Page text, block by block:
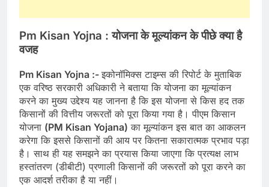
Pm Kisan Yojna :योजना के मूल्यांकन के पीछे क्या है
वजह
Pm Kisan Yojna :-इकोनॉमिक्स टाइम्स की रिपोर्ट के मुताबिक
एक वरिष्ठ सरकारी अधिकारी ने बताया कि योजना का मूल्यांकन
करने का मुख्य उद्देश्य यह जानना है कि इस योजना से किस हद तक
किसानों की वित्तीय जरूरतों को पूरा किया गया है। पीएम किसान
योजना (PM Kisan Yojana) का मूल्यांकन इस बात का आकलन
करेगा कि इससे किसानों की आय पर कितना सकारात्मक प्रभाव पड़ा
है। साथ ही यह समझने का प्रयास किया जाएगा कि प्रत्यक्ष लाभ
हस्तांतरण (डीबीटी) प्रणाली किसानों की जरूरतों को पूरा करने का
एक आदर्श तरीका है या नहीं।